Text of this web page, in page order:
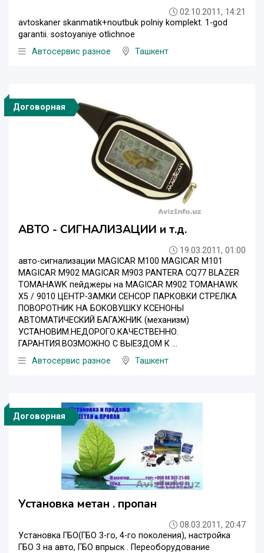
02.10.2011, 14:21
avtoskaner skanmatik+noutbuk polniy komplekt. 1-god
garantii. sostoyaniye otlichnoe
Автосервис разное
Ташкент
Договорная
АВТО - СИГНАЛИЗАЦИИ и т.д.
19.03.2011, 01:00
авто-сигнализации MAGICAR M100 MAGICAR M101
MAGICAR M902 MAGICAR M903 PANTERA CQ77 BLAZER
TOMAHAWK пейджеры на MAGICAR M902 TOMAHAWK
X5 / 9010 ЦЕНТР-ЗАМКИ СЕНСОР ПАРКОВКИ СТРЕЛКА
ПОВОРОТНИК НА БОКОВУШКУ КСЕНОНЫ
АВТОМАТИЧЕСКИЙ БАГАЖНИК (механизм)
УСТАНОВИМ.НЕДОРОГО.КАЧЕСТВЕННО.
ГАРАНТИЯ.ВОЗМОЖНО С ВЫЕЗДОМ К ...
Автосервис разное
Ташкент
Договорная
Установка метан . пропан
08.03.2011, 20:47
Установка ГБО(ГБО 3-го, 4-го поколения), настройка
ГБО 3 на авто, ГБО впрыск . Переоборудование